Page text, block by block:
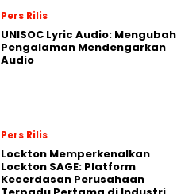
Pers Rilis
UNISOC Lyric Audio: Mengubah
Pengalaman Mendengarkan
Audio
Pers Rilis
Lockton Memperkenalkan
Lockton SAGE: Platform
Kecerdasan Perusahaan